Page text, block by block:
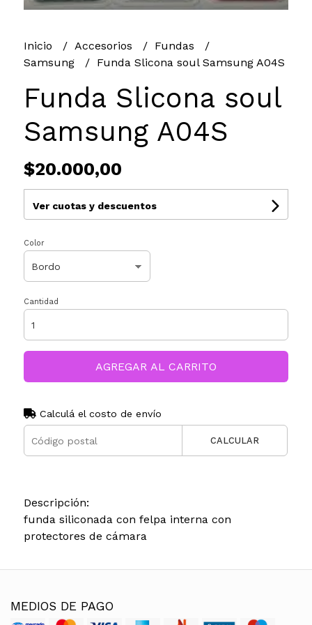
Inicio Accesorios
Fundas
Samsung
Funda Slicona soul Samsung A04S
Funda Slicona soul
Samsung A04S
$20.000,00
Ver cuotas y descuentos
Color
Cantidad
AGREGAR AL CARRITO
Calculá el costo de envío
CALCULAR
Descripción:
funda siliconada con felpa interna con
protectores de cámara
MEDIOS DE PAGO